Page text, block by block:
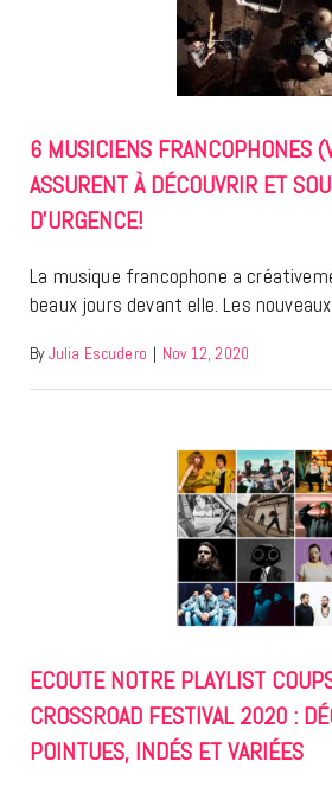
6 MUSICIENS FRANCOPHONES
ASSURENT À DÉCOUVRIR ET
D’URGENCE!
La musique francophone a
beaux jours devant elle. Les
By Julia Escudero | Nov 12, 2020
ECOUTE NOTRE PLAYLIST
CROSSROAD FESTIVAL 2020 :
POINTUES, INDÉS ET VARIÉES